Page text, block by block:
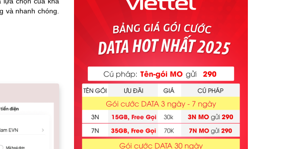
và nhanh chóng.